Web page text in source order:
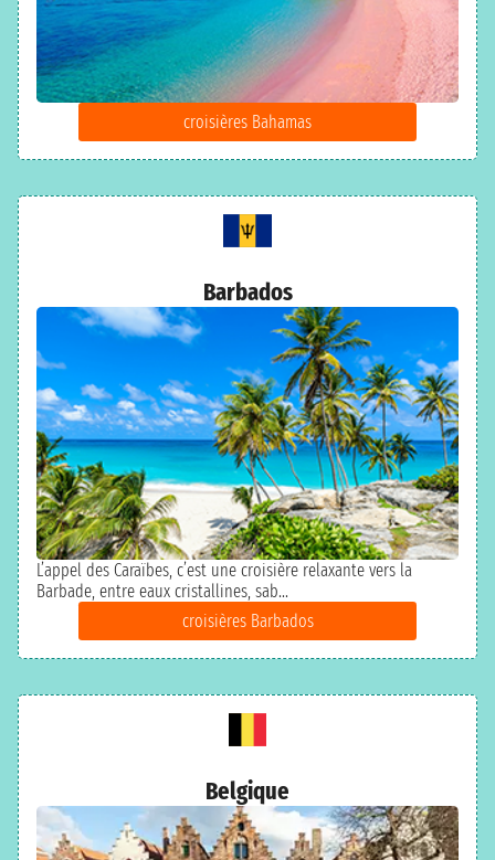
croisières Bahamas
Barbados
L’appel des Caraïbes, c’est une croisière relaxante vers la
Barbade, entre eaux cristallines, sab...
croisières Barbados
Belgique